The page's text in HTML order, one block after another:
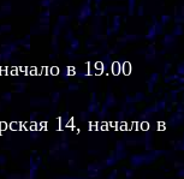
в 19.00
14, начало в